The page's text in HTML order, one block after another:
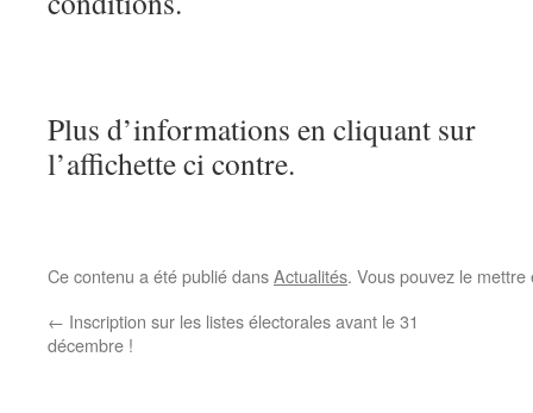
Plus d’informations en cliquant sur
l’affichette ci contre.
Ce contenu a été publié dansActualités. Vous pouvez le
← Inscription sur les listes électorales avant le 31
décembre !